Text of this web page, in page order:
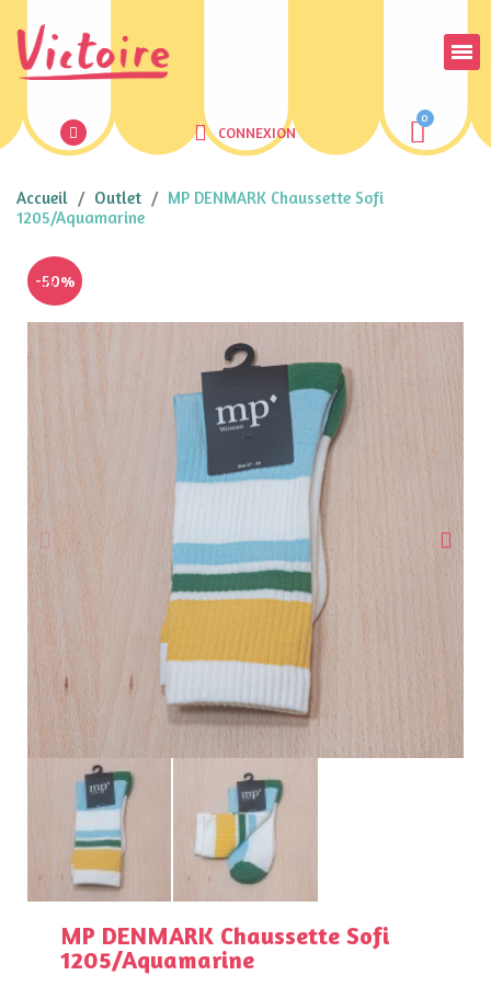
CONNEXION
Accueil Outlet
MP DENMARK Chaussette Sofi
1205/Aquamarine
-50%
MP DENMARK Chaussette Sofi
1205/Aquamarine